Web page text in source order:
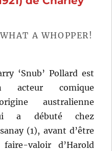
A WHOPPER!
‘Snub’ Pollard est
acteur comique
australienne
a débuté chez
(1), avant d’être
valoir d’Harold